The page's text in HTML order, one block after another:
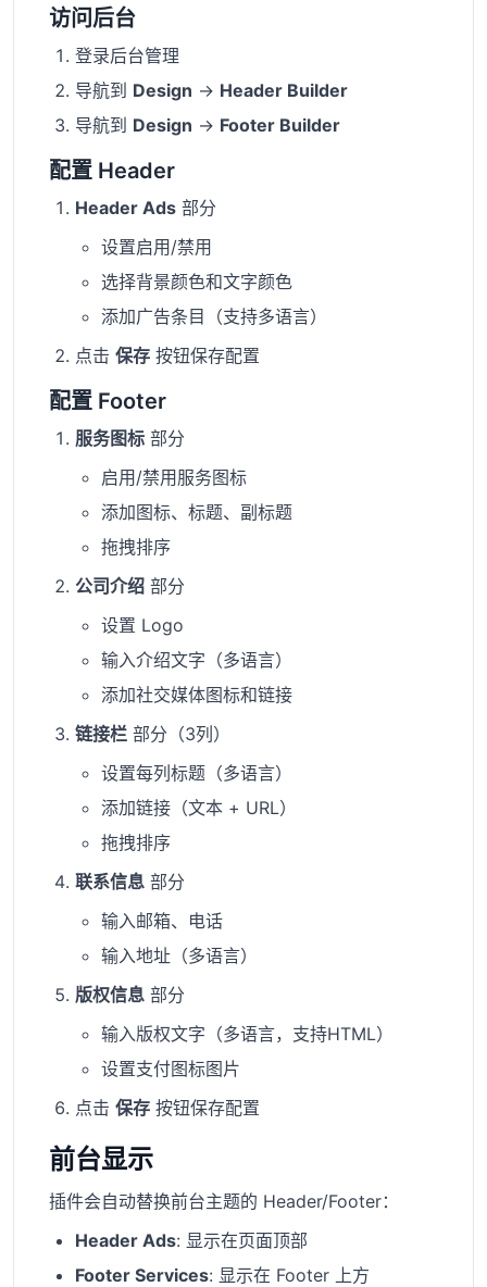
访问后台
登录后台管理
导航到 Design → Header Builder
导航到 Design → Footer Builder
配置 Header
Header Ads 部分
设置启用/禁用
选择背景颜色和文字颜色
添加广告条目（支持多语言）
点击 保存 按钮保存配置
配置 Footer
服务图标 部分
启用/禁用服务图标
添加图标、标题、副标题
拖拽排序
公司介绍 部分
设置 Logo
输入介绍文字（多语言）
添加社交媒体图标和链接
链接栏 部分（3列）
设置每列标题（多语言）
添加链接（文本 + URL）
拖拽排序
联系信息 部分
输入邮箱、电话
输入地址（多语言）
版权信息 部分
输入版权文字（多语言，支持HTML）
设置支付图标图片
点击 保存 按钮保存配置
前台显示
插件会自动替换前台主题的 Header/Footer：
Header Ads: 显示在页面顶部
Footer Services: 显示在 Footer 上方